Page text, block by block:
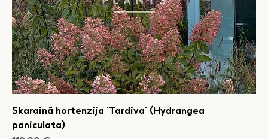
Skarainā hortenzija 'Tardiva' (Hydrangea
paniculata)